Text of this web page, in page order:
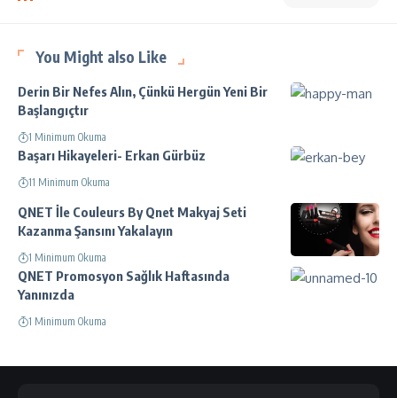
You Might also Like
Derin Bir Nefes Alın, Çünkü Hergün Yeni Bir
Başlangıçtır
1 Minimum Okuma
Başarı Hikayeleri- Erkan Gürbüz
11 Minimum Okuma
QNET İle Couleurs By Qnet Makyaj Seti
Kazanma Şansını Yakalayın
1 Minimum Okuma
QNET Promosyon Sağlık Haftasında
Yanınızda
1 Minimum Okuma